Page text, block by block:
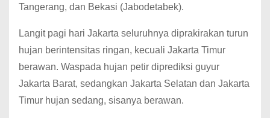
Tangerang, dan Bekasi (Jabodetabek).
Langit pagi hari Jakarta seluruhnya diprakirakan turun
hujan berintensitas ringan, kecuali Jakarta Timur
berawan. Waspada hujan petir diprediksi guyur
Jakarta Barat, sedangkan Jakarta Selatan dan Jakarta
Timur hujan sedang, sisanya berawan.